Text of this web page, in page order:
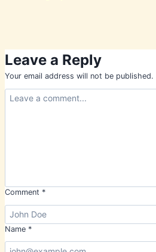
Leave a Reply
Your email address will not be published.
Comment *
Name *